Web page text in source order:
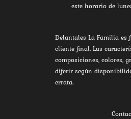
este horario de
Delantales La Familia
cliente final. Las
composiciones, colores,
diferir según
errata.